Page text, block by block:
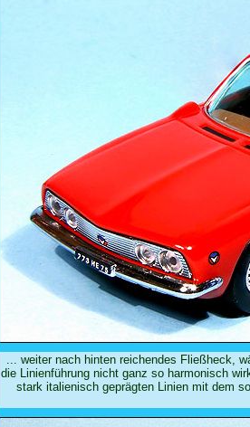
... weiter nach hinten reichendes Fließheck,
die Linienführung nicht ganz so harmonisch
stark italienisch geprägten Linien mit dem